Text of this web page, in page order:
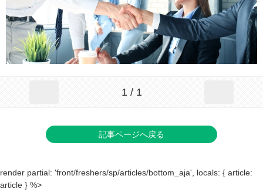
1 / 1
記事ページへ戻る
render partial: 'front/freshers/sp/articles/bottom_aja', locals: { article:
article } %>